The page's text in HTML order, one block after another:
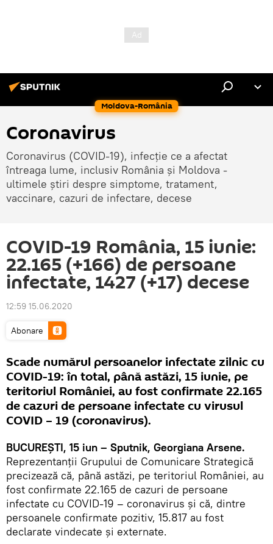
Moldova-România
Coronavirus
Coronavirus (COVID-19), infecție ce a afectat
întreaga lume, inclusiv România și Moldova -
ultimele știri despre simptome, tratament,
vaccinare, cazuri de infectare, decese
COVID-19 România, 15 iunie:
22.165 (+166) de persoane
infectate, 1427 (+17) decese
12:59 15.06.2020
Abonare
Scade numărul persoanelor infectate zilnic cu
COVID-19: în total, până astăzi, 15 iunie, pe
teritoriul României, au fost confirmate 22.165
de cazuri de persoane infectate cu virusul
COVID – 19 (coronavirus).
BUCUREȘTI, 15 iun – Sputnik, Georgiana Arsene.
Reprezentanții Grupului de Comunicare Strategică
precizează că, până astăzi, pe teritoriul României, au
fost confirmate 22.165 de cazuri de persoane
infectate cu COVID-19 – coronavirus și că, dintre
persoanele confirmate pozitiv, 15.817 au fost
declarate vindecate și externate.